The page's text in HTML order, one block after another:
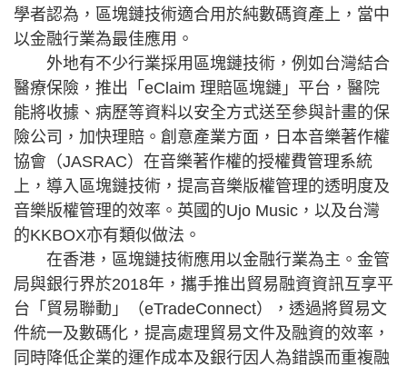
學者認為，區塊鏈技術適合用於純數碼資產上，當中
以金融行業為最佳應用。
外地有不少行業採用區塊鏈技術，例如台灣結合
醫療保險，推出「eClaim 理賠區塊鏈」平台，醫院
能將收據、病歷等資料以安全方式送至參與計畫的保
險公司，加快理賠。創意產業方面，日本音樂著作權
協會（JASRAC）在音樂著作權的授權費管理系統
上，導入區塊鏈技術，提高音樂版權管理的透明度及
音樂版權管理的效率。英國的Ujo Music，以及台灣
的KKBOX亦有類似做法。
在香港，區塊鏈技術應用以金融行業為主。金管
局與銀行界於2018年，攜手推出貿易融資資訊互享平
台「貿易聯動」（eTradeConnect），透過將貿易文
件統一及數碼化，提高處理貿易文件及融資的效率，
同時降低企業的運作成本及銀行因人為錯誤而重複融